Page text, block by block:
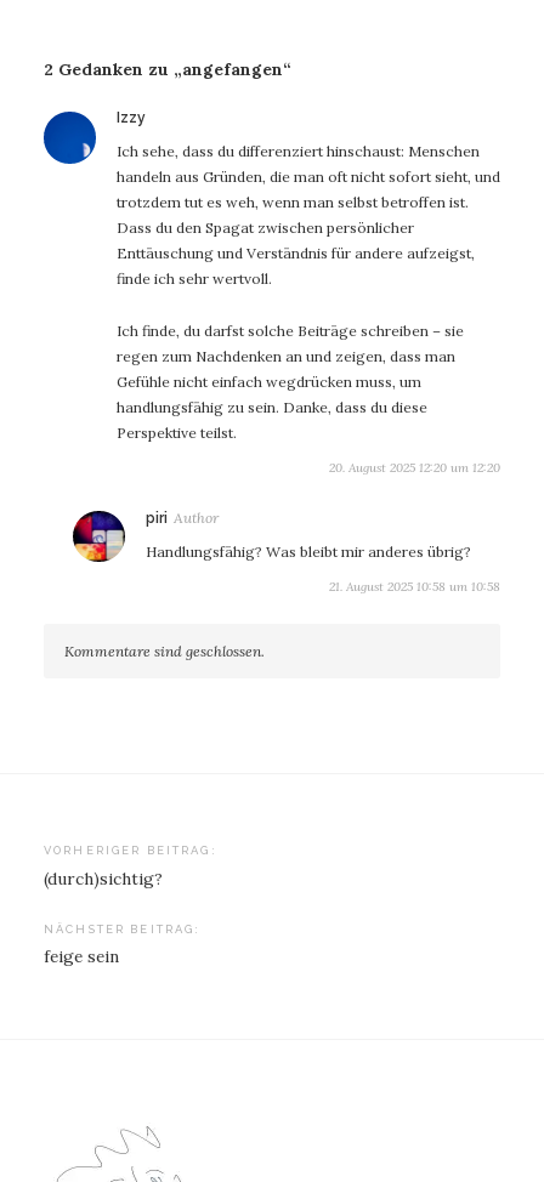
2 Gedanken zu „angefangen“
Izzysagt:
Ich sehe, dass du differenziert hinschaust: Menschen
handeln aus Gründen, die man oft nicht sofort sieht, und
trotzdem tut es weh, wenn man selbst betroffen ist.
Dass du den Spagat zwischen persönlicher
Enttäuschung und Verständnis für andere aufzeigst,
finde ich sehr wertvoll.
Ich finde, du darfst solche Beiträge schreiben – sie
regen zum Nachdenken an und zeigen, dass man
Gefühle nicht einfach wegdrücken muss, um
handlungsfähig zu sein. Danke, dass du diese
Perspektive teilst.
20. August 2025 12:20 um 12:20
piri sagt:
Handlungsfähig? Was bleibt mir anderes übrig?
21. August 2025 10:58 um 10:58
Kommentare sind geschlossen.
Beitragsnavigation
VORHERIGER BEITRAG:
(durch)sichtig?
NÄCHSTER BEITRAG:
feige sein